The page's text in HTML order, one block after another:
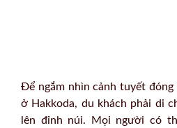
Để ngắm nhìn cảnh tuyết đóng
ở Hakkoda, du khách phải di
lên đỉnh núi. Mọi người có